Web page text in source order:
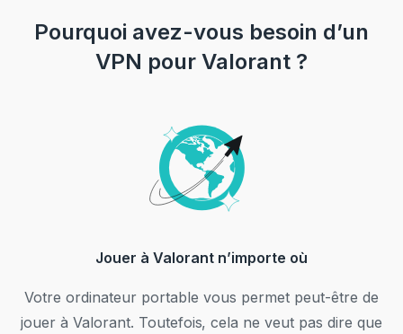
Pourquoi avez-vous besoin d’un
VPN pour Valorant ?
Jouer à Valorant n’importe où
Votre ordinateur portable vous permet peut-être de
jouer à Valorant. Toutefois, cela ne veut pas dire que